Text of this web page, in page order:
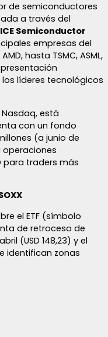
de semiconductores
a través del
ICE Semiconductor
empresas del
hasta TSMC, ASML,
líderes tecnológicos
Nasdaq, está
con un fondo
(a junio de
operaciones
para traders más
el ETF (símbolo
de retroceso de
(USD 148,23) y el
identifican zonas